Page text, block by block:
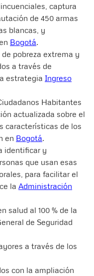
captura
de 450 armas
blancas, y
Bogotá.
de pobreza extrema y
a través de
estrategia Ingreso
Habitantes
actualizada sobre el
características de los
en Bogotá.
identificar y
que usan esas
para facilitar el
la Administración
salud al 100 % de la
de Seguridad
a través de los
con la ampliación